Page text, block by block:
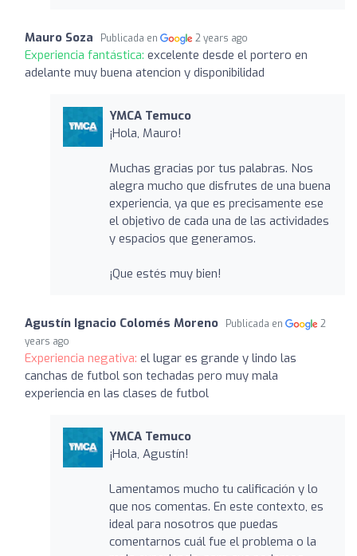
Mauro Soza Publicada en 2 years ago
Experiencia fantástica: excelente desde el portero en
adelante muy buena atencion y disponibilidad
YMCA Temuco
¡Hola, Mauro!
Muchas gracias por tus palabras. Nos
alegra mucho que disfrutes de una buena
experiencia, ya que es precisamente ese
el objetivo de cada una de las actividades
y espacios que generamos.
¡Que estés muy bien!
Agustín Ignacio Colomés Moreno Publicada en
2
years ago
Experiencia negativa: el lugar es grande y lindo las
canchas de futbol son techadas pero muy mala
experiencia en las clases de futbol
YMCA Temuco
¡Hola, Agustín!
Lamentamos mucho tu calificación y lo
que nos comentas. En este contexto, es
ideal para nosotros que puedas
comentarnos cuál fue el problema o la